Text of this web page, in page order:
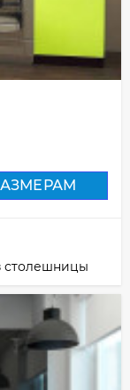
столешницы